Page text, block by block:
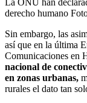
derecho humano
Sin embargo, las
así que en la última
Comunicaciones en
nacional de
en zonas urbanas,
rurales el dato tan